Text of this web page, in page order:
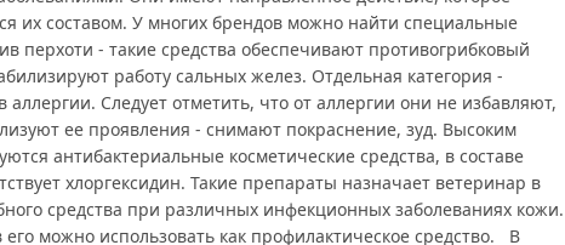
их составом. У многих брендов можно найти специальные
перхоти - такие средства обеспечивают противогрибковый
работу сальных желез. Отдельная категория -
аллергии. Следует отметить, что от аллергии они не избавляют,
ее проявления - снимают покраснение, зуд. Высоким
антибактериальные косметические средства, в составе
хлоргексидин. Такие препараты назначает ветеринар в
средства при различных инфекционных заболеваниях кожи.
его можно использовать как профилактическое средство. В